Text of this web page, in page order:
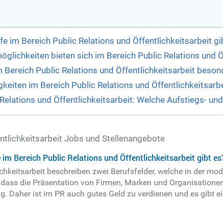
im Bereich Public Relations und Öffentlichkeitsarbeit
bieten sich im Bereich Public Relations und
Bereich Public Relations und Öffentlichkeitsarbeit
im Bereich Public Relations und
und Öffentlichkeitsarbeit: Welche Aufstiegs-
Jobs und Stellenangebote
Bereich Public Relations und Öffentlichkeitsarbeit gibt
beschreiben zwei Berufsfelder, welche in der
die Präsentation von Firmen, Marken und
Daher ist im PR auch gutes Geld zu verdienen und es gibt